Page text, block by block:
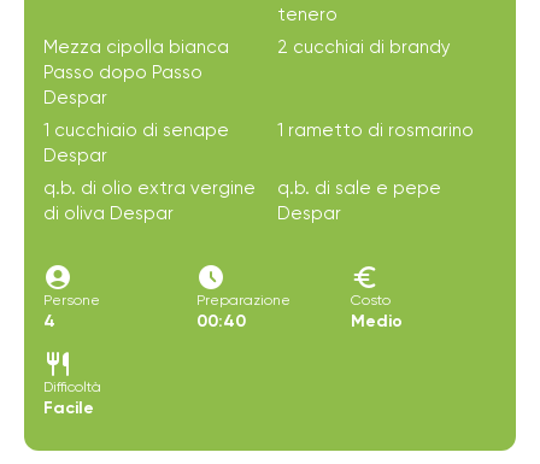
tenero
Mezza cipolla bianca
Passo dopo Passo
Despar
2 cucchiai di brandy
1 cucchiaio di senape
Despar
1 rametto di rosmarino
q.b. di olio extra vergine
di oliva Despar
q.b. di sale e pepe
Despar
account_circle
Persone
4
access_time_filled
Preparazione
00:40
euro
Costo
Medio
restaurant
Difficoltà
Facile